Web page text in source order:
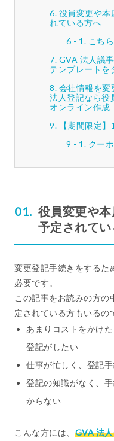
役員変更や本
れている方へ
こち
GVA 法人議
テンプレートを
会社情報を変
法人登記なら役
オンライン作成
【期間限定
クー
役員変更や
予定されて
変更登記手続きをするた
必要です。
この記事をお読みの方の
定されている方もいるの
あまりコストをかけ
登記がしたい
仕事が忙しく、登記
登記の知識がなく、
からない
こんな方には、 GVA 法